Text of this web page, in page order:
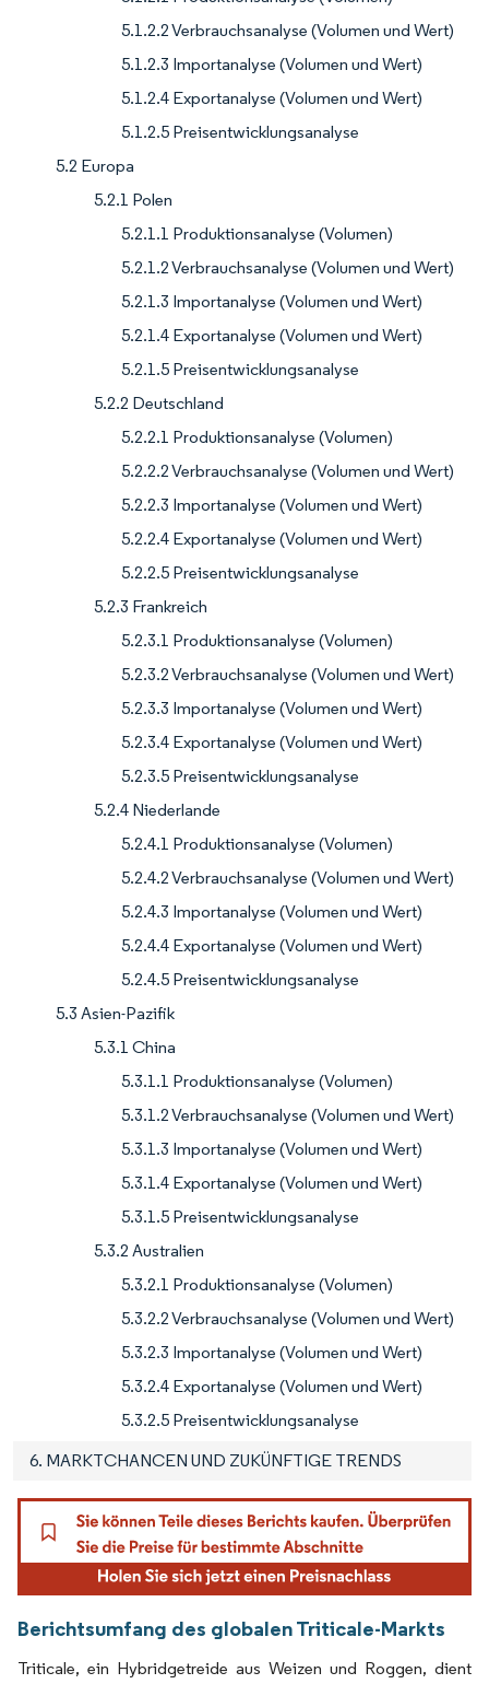
5.1.2.2 Verbrauchsanalyse (Volumen und Wert)
5.1.2.3 Importanalyse (Volumen und Wert)
5.1.2.4 Exportanalyse (Volumen und Wert)
5.1.2.5 Preisentwicklungsanalyse
5.2 Europa
5.2.1 Polen
5.2.1.1 Produktionsanalyse (Volumen)
5.2.1.2 Verbrauchsanalyse (Volumen und Wert)
5.2.1.3 Importanalyse (Volumen und Wert)
5.2.1.4 Exportanalyse (Volumen und Wert)
5.2.1.5 Preisentwicklungsanalyse
5.2.2 Deutschland
5.2.2.1 Produktionsanalyse (Volumen)
5.2.2.2 Verbrauchsanalyse (Volumen und Wert)
5.2.2.3 Importanalyse (Volumen und Wert)
5.2.2.4 Exportanalyse (Volumen und Wert)
5.2.2.5 Preisentwicklungsanalyse
5.2.3 Frankreich
5.2.3.1 Produktionsanalyse (Volumen)
5.2.3.2 Verbrauchsanalyse (Volumen und Wert)
5.2.3.3 Importanalyse (Volumen und Wert)
5.2.3.4 Exportanalyse (Volumen und Wert)
5.2.3.5 Preisentwicklungsanalyse
5.2.4 Niederlande
5.2.4.1 Produktionsanalyse (Volumen)
5.2.4.2 Verbrauchsanalyse (Volumen und Wert)
5.2.4.3 Importanalyse (Volumen und Wert)
5.2.4.4 Exportanalyse (Volumen und Wert)
5.2.4.5 Preisentwicklungsanalyse
5.3 Asien-Pazifik
5.3.1 China
5.3.1.1 Produktionsanalyse (Volumen)
5.3.1.2 Verbrauchsanalyse (Volumen und Wert)
5.3.1.3 Importanalyse (Volumen und Wert)
5.3.1.4 Exportanalyse (Volumen und Wert)
5.3.1.5 Preisentwicklungsanalyse
5.3.2 Australien
5.3.2.1 Produktionsanalyse (Volumen)
5.3.2.2 Verbrauchsanalyse (Volumen und Wert)
5.3.2.3 Importanalyse (Volumen und Wert)
5.3.2.4 Exportanalyse (Volumen und Wert)
5.3.2.5 Preisentwicklungsanalyse
6. MARKTCHANCEN UND ZUKÜNFTIGE TRENDS
Berichtsumfang des globalen Triticale-Markts
Triticale, ein Hybridgetreide aus Weizen und Roggen, dient